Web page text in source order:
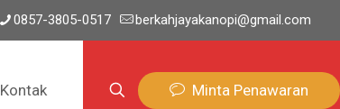
0857-3805-0517 berkahjayakanopi@gmail.com
Kontak Minta Penawaran